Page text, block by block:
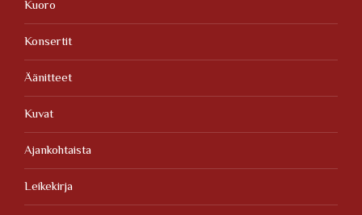
Kuoro
Konsertit
Äänitteet
Kuvat
Ajankohtaista
Leikekirja